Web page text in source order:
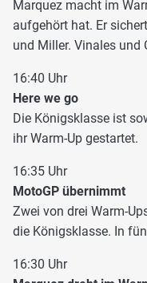
Marquez macht im
aufgehört hat. Er
und Miller. Vinales und
16:40 Uhr
Here we go
Die Königsklasse ist
ihr Warm-Up gestartet.
16:35 Uhr
MotoGP übernimmt
Zwei von drei Warm-
die Königsklasse. In
16:30 Uhr